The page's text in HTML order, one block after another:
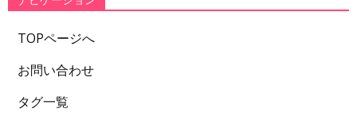
TOPページへ
お問い合わせ
タグ一覧